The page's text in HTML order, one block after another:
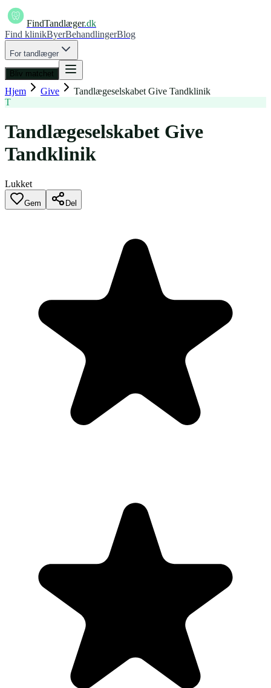
FindTandlæger.dk
Find klinikByerBehandlingerBlog
For tandlæger
Bliv matchet
Hjem Give
Tandlægeselskabet Give Tandklinik
T
Tandlægeselskabet Give
Tandklinik
Lukket
Gem Del